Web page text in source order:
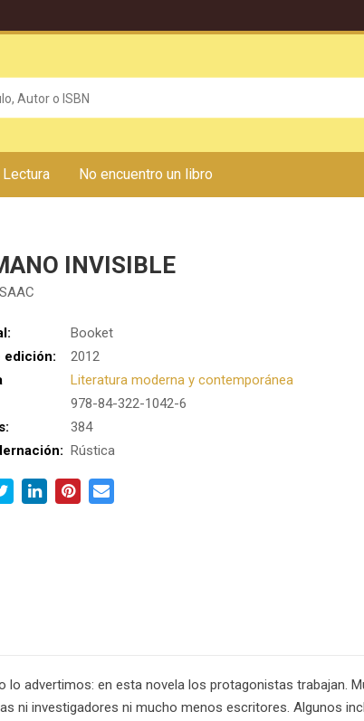
No encuentro un libro
INVISIBLE
Booket
edición:
2012
Literatura moderna y contemporánea
978-84-322-1042-6
384
Rústica
lo advertimos: en esta novela los protagonistas trabajan.
ni investigadores ni mucho menos escritores. Algunos